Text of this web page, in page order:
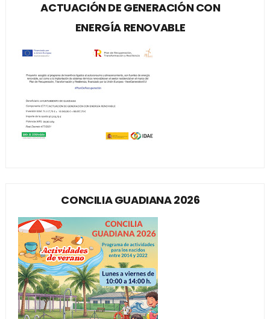
ACTUACIÓN DE GENERACIÓN CON
ENERGÍA RENOVABLE
CONCILIA GUADIANA 2026